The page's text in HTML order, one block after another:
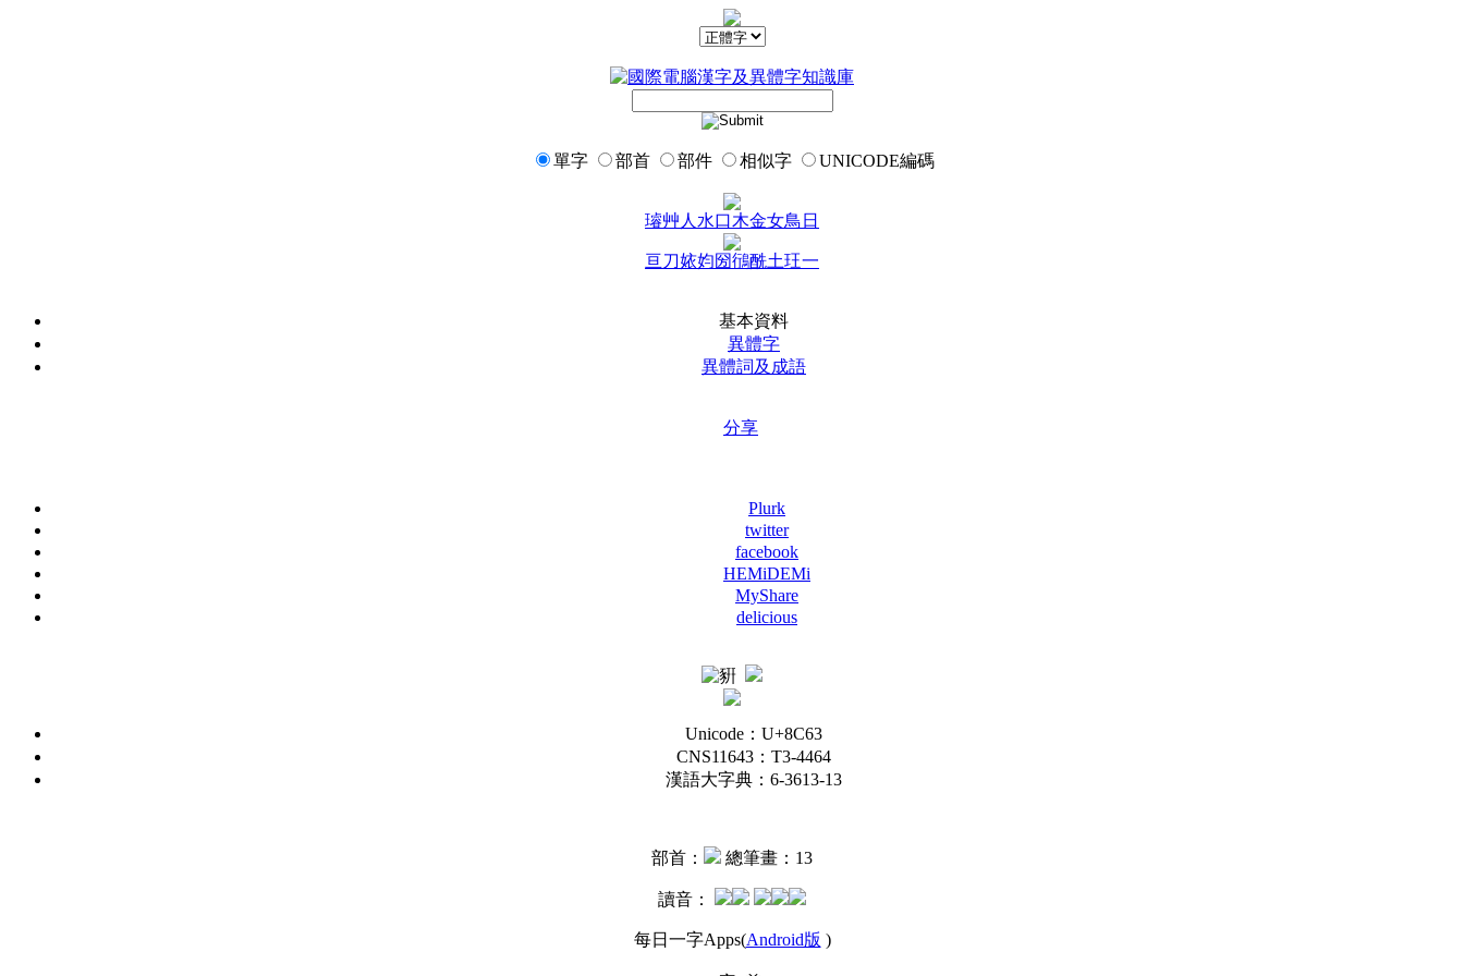
單字 部首 部件 相似字 UNICODE編碼
璿艸 人 水口木金女鳥 日
亘刀㛄㚬圀鴴酰土玨一
基本資料
異體字
異體詞及成語
分享
Plurk
twitter
facebook
HEMiDEMi
MyShare
delicious
Unicode：U+8C63
CNS11643：T3-4464
漢語大字典：6-3613-13
部首： 總筆畫：13
讀音：
每日一字Apps(Android版 )